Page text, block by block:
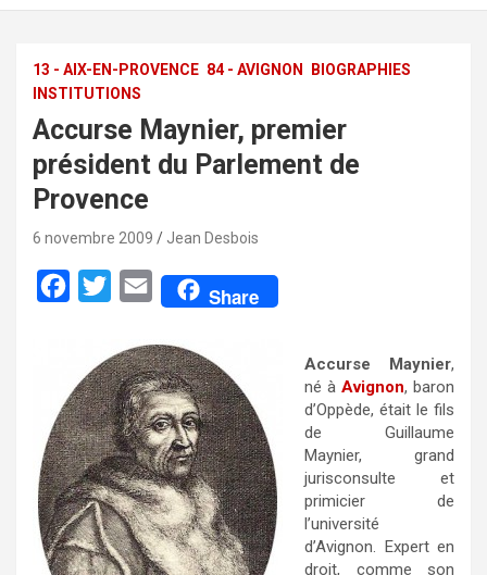
13 - AIX-EN-PROVENCE 84 - AVIGNON
BIOGRAPHIES
INSTITUTIONS
Accurse Maynier, premier
président du Parlement de
Provence
6 novembre 2009 Jean Desbois
e
b
o
o
k
i
t
t
e
r
E
a
i
l
Share
Accurse Maynier,
né à Avignon, baron
d’Oppède, était le fils
de Guillaume
Maynier, grand
jurisconsulte et
primicier de
l’université
d’Avignon. Expert en
droit, comme son